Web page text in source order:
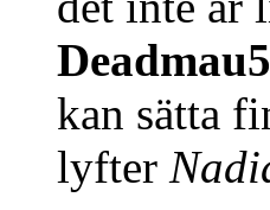
Deadmau5
kan sätta
lyfter